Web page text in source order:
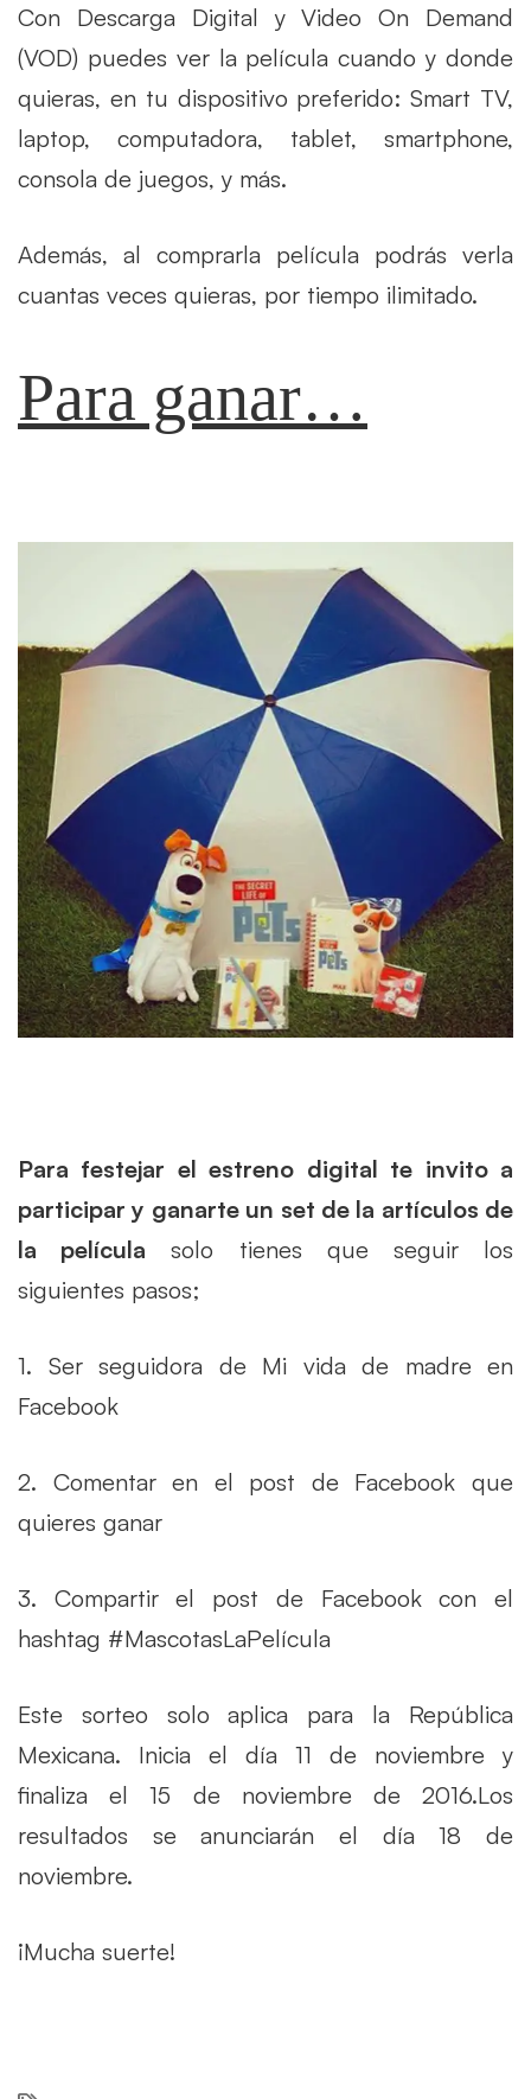
Con Descarga Digital y Video On Demand
(VOD) puedes ver la película cuando y donde
quieras, en tu dispositivo preferido: Smart TV,
laptop, computadora, tablet, smartphone,
consola de juegos, y más.
Además, al comprarla película podrás verla
cuantas veces quieras, por tiempo ilimitado.
Para ganar…
Para festejar el estreno digital te invito a
participar y ganarte un set de la artículos de
la película solo tienes que seguir los
siguientes pasos;
1. Ser seguidora de Mi vida de madre en
Facebook
2. Comentar en el post de Facebook que
quieres ganar
3. Compartir el post de Facebook con el
hashtag #MascotasLaPelícula
Este sorteo solo aplica para la República
Mexicana. Inicia el día 11 de noviembre y
finaliza el 15 de noviembre de 2016.Los
resultados se anunciarán el día 18 de
noviembre.
¡Mucha suerte!